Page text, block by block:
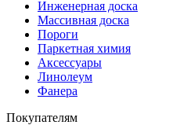
Инженерная доска
Массивная доска
Пороги
Паркетная химия
Аксессуары
Линолеум
Фанера
Покупателям